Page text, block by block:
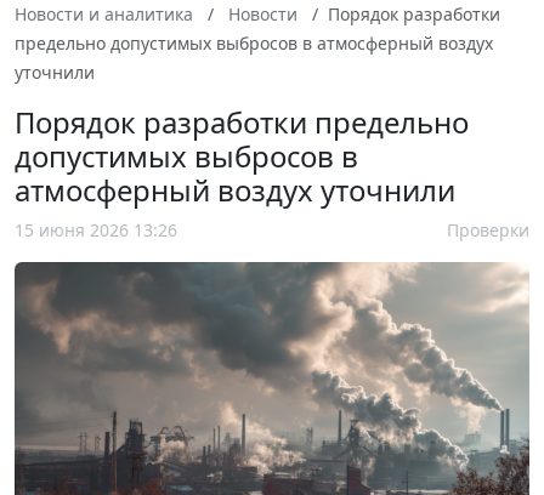
Новости и аналитика Новости
Порядок разработки
предельно допустимых выбросов в атмосферный воздух
уточнили
Порядок разработки предельно
допустимых выбросов в
атмосферный воздух уточнили
15 июня 2026 13:26 Проверки